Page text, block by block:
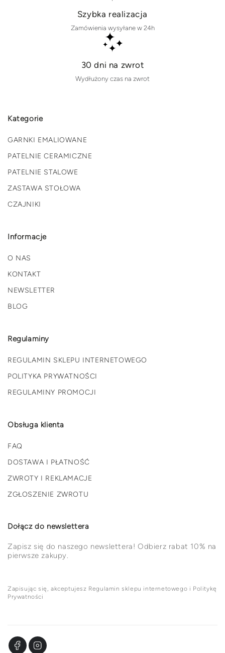
Szybka realizacja
Zamówienia wysyłane w 24h
30 dni na zwrot
Wydłużony czas na zwrot
Kategorie
GARNKI EMALIOWANE
PATELNIE CERAMICZNE
PATELNIE STALOWE
ZASTAWA STOŁOWA
CZAJNIKI
Informacje
O NAS
KONTAKT
NEWSLETTER
BLOG
Regulaminy
REGULAMIN SKLEPU INTERNETOWEGO
POLITYKA PRYWATNOŚCI
REGULAMINY PROMOCJI
Obsługa klienta
FAQ
DOSTAWA I PŁATNOŚĆ
ZWROTY I REKLAMACJE
ZGŁOSZENIE ZWROTU
Dołącz do newslettera
Zapisz się do naszego newslettera! Odbierz rabat 10% na
pierwsze zakupy.
Zapisując się, akceptujesz Regulamin sklepu internetowego i Politykę
Prywatności
FacebookInstagram